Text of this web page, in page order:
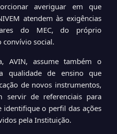
averiguar em que
atendem às exigências
do MEC, do próprio
convívio social.
AVIN, assume também o
qualidade de ensino que
de novos instrumentos,
servir de referenciais para
identifique o perfil das ações
pela Instituição.